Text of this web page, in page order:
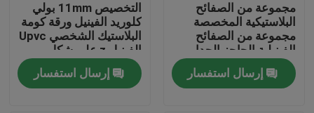
اتصل بنا
مدونة
مجموعة من الصفائح
البلاستيكية المخصصة
مجموعة من الصفائح
الفينيلية الحاجز الجدار
بحيرة الماء حل
إرسال استفسار
التخصيص 11mm بولي
كلوريد الفينيل ورقة كومة
البلاستيك الشخصي Upvc
الفينيل z على شكل
البلاستيك تتراكم
إرسال استفسار